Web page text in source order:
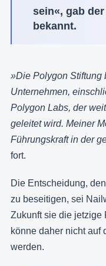
sein«, gab
bekannt.
»Die Polygon Stiftung
Unternehmen,
Polygon Labs, der
geleitet wird. Meiner
Führungskraft in der
fort.
Die Entscheidung,
zu beseitigen, sei
Zukunft sie die jetzige
könne daher nicht auf
werden.